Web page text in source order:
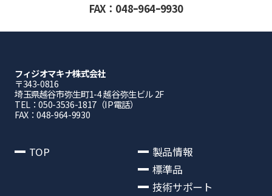
FAX：048ｰ964ｰ9930
フィジオマキナ株式会社
〒343-0816
埼⽟県越⾕市弥⽣町1-4 越⾕弥⽣ビル 2F
TEL：050-3536-1817（IP電話）
FAX：048-964-9930
TOP
製品情報
標準品
技術サポート